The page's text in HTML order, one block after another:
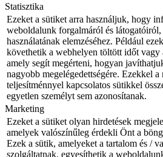
Statisztika
Ezeket a sütiket arra használjuk, hogy
weboldalunk forgalmáról és
használatának elemzéséhez. Például
követhetik a webhelyen töltött időt vagy
amely segít megérteni, hogyan
nagyobb megelégedettségére. Ezekkel
teljesítménnyel kapcsolatos sütikkel
egyetlen személyt sem azonosítanak.
Marketing
Ezeket a sütiket olyan hirdetések
amelyek valószínűleg érdekli Önt a
Ezek a sütik, amelyeket a tartalom és /
szolgáltatnak, egyesíthetik a